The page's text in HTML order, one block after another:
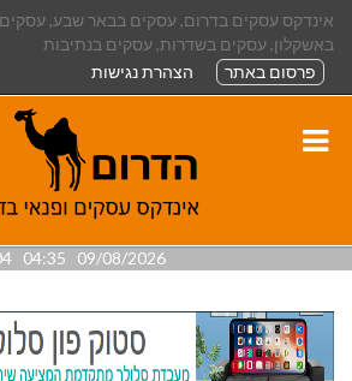
אינדקס עסקים בדרום, עסקים בבאר שבע,
באשקלון, עסקים בשדרות, עסקים בנתיבות
פרסום באתר
הצהרת נגישות
09/08/2026 04:35 04